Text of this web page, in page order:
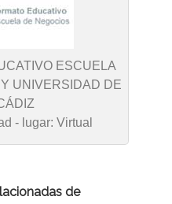
ESCUELA
UNIVERSIDAD DE
- lugar: Virtual
de